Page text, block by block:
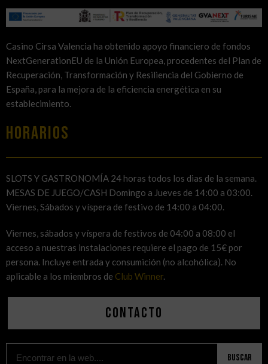
Casino Cirsa Valencia ha obtenido apoyo financiero de fondos
NextGenerationEU de la Unión Europea, procedentes del Plan de
Recuperación, Transformación y Resiliencia del Gobierno de
España, para la mejora de la eficiencia energética en su
establecimiento.
HORARIOS
SLOTS Y GASTRONOMÍA 24 horas todos los dias de la semana.
MESAS DE JUEGO/CASH Domingo a Jueves de 14:00 a 03:00.
Viernes, Sábados y víspera de festivo de 14:00 a 04:00.
Viernes, sábados y víspera de festivos de 04:00 a 08:00 el
acceso a nuestras instalaciones requiere el pago de 15€ por
persona. Incluye entrada y consumición (no alcohólica). No
aplicable a los miembros de Club Winner.
Contacto
Buscar